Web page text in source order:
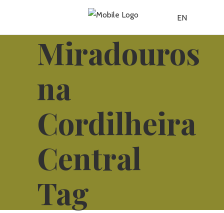
EN
Miradouros
na
Cordilheira
Central
Tag